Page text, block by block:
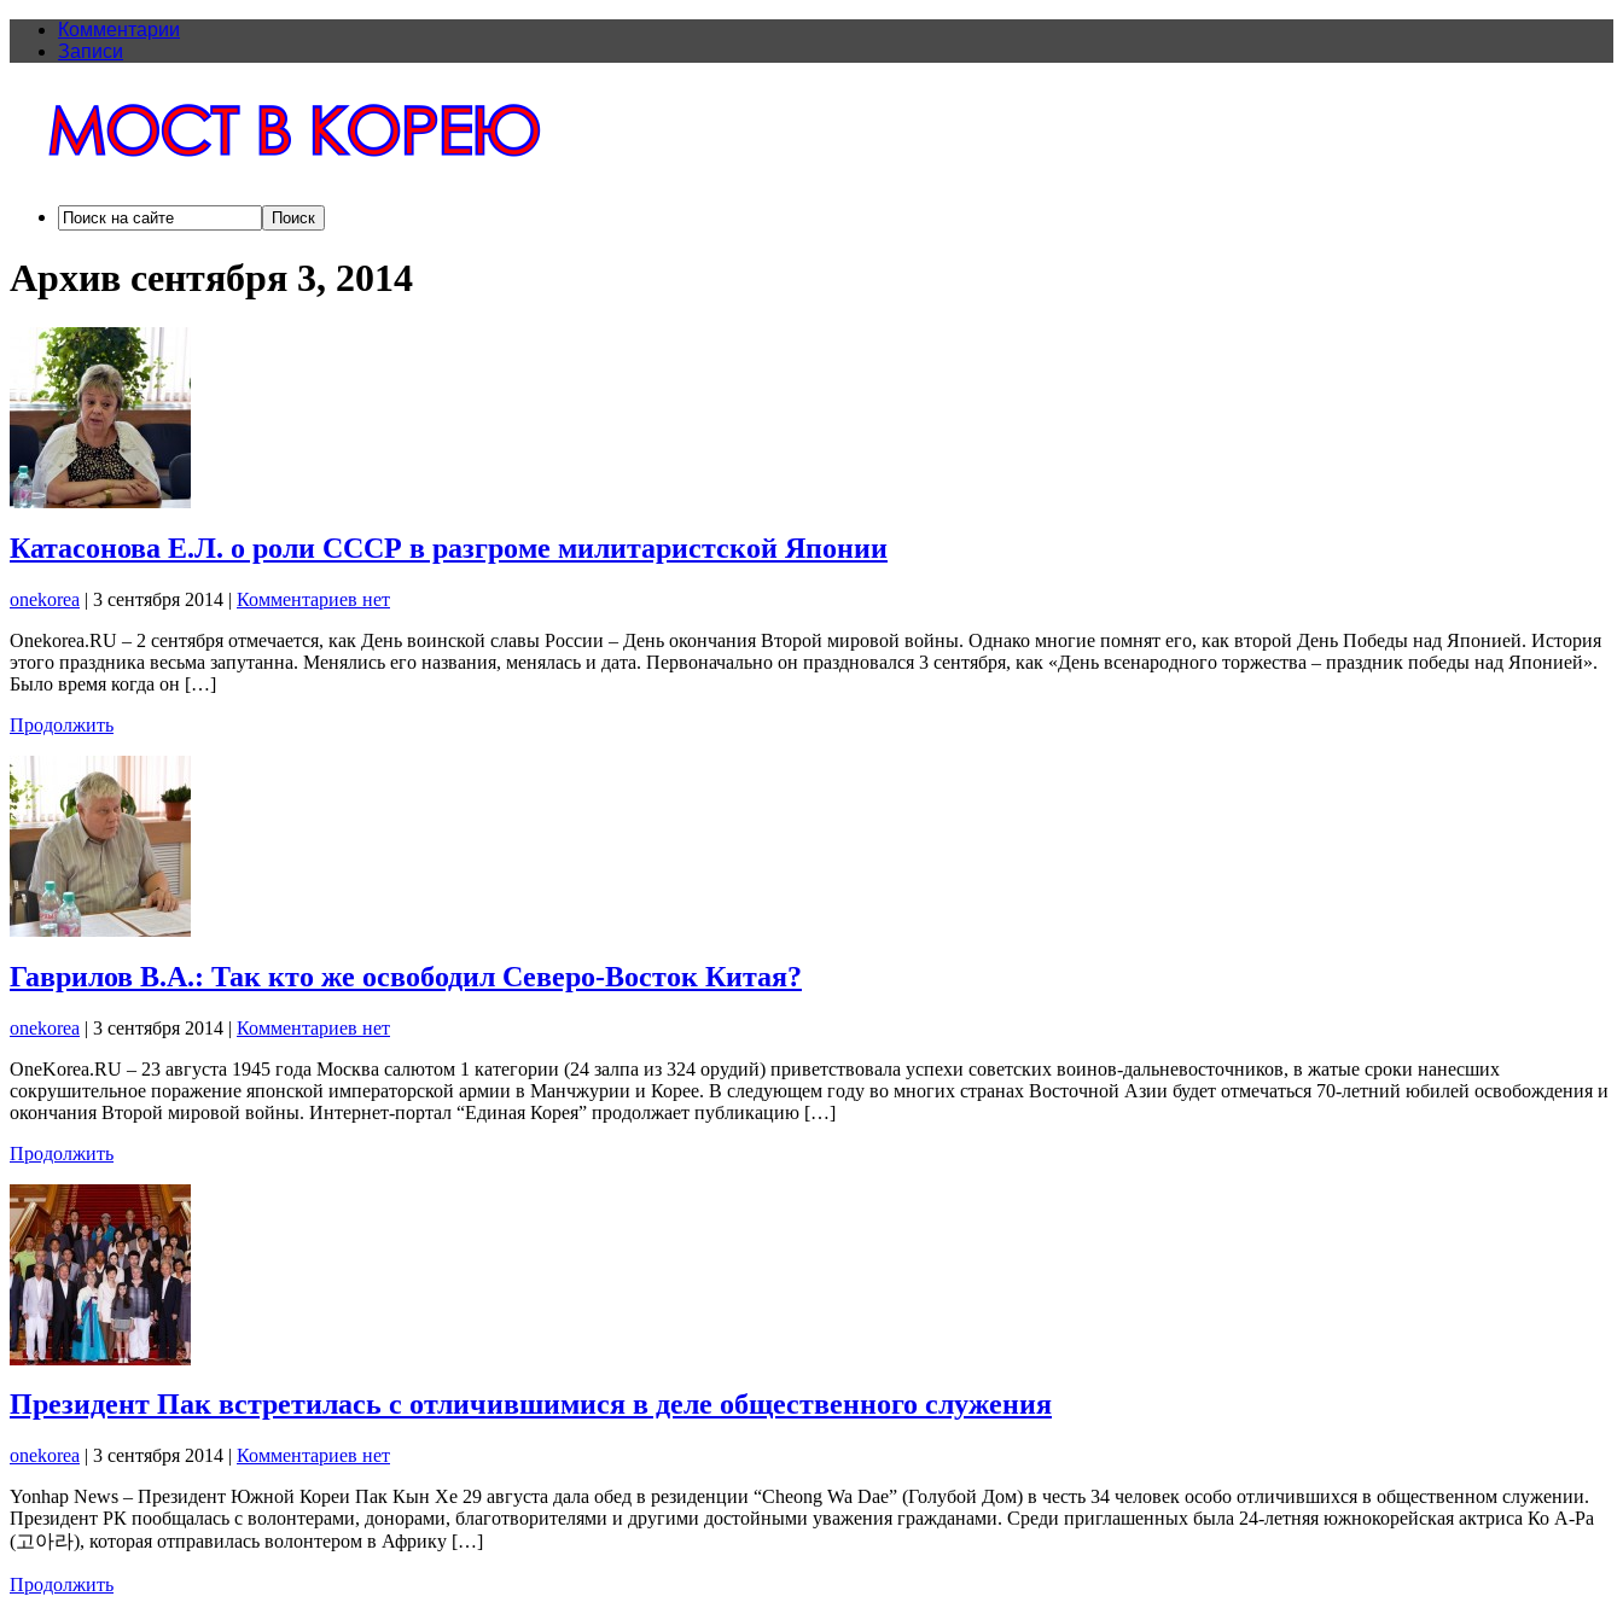
Комментарии
Записи
Архив сентября 3, 2014
Катасонова Е.Л. о роли СССР в разгроме милитаристской Японии
onekorea | 3 сентября 2014 | Комментариев нет
Onekorea.RU – 2 сентября отмечается, как День воинской славы России – День окончания Второй мировой войны. Однако многие помнят его, как второй День Победы над Японией. История
этого праздника весьма запутанна. Менялись его названия, менялась и дата. Первоначально он праздновался 3 сентября, как «День всенародного торжества – праздник победы над Японией».
Было время когда он […]
Продолжить
Гаврилов В.А.: Так кто же освободил Северо-Восток Китая?
onekorea | 3 сентября 2014 | Комментариев нет
OneKorea.RU – 23 августа 1945 года Москва салютом 1 категории (24 залпа из 324 орудий) приветствовала успехи советских воинов-дальневосточников, в жатые сроки нанесших
сокрушительное поражение японской императорской армии в Манчжурии и Корее. В следующем году во многих странах Восточной Азии будет отмечаться 70-летний юбилей освобождения и
окончания Второй мировой войны. Интернет-портал “Единая Корея” продолжает публикацию […]
Продолжить
Президент Пак встретилась с отличившимися в деле общественного служения
onekorea | 3 сентября 2014 | Комментариев нет
Yonhap News – Президент Южной Кореи Пак Кын Хе 29 августа дала обед в резиденции “Cheong Wa Dae” (Голубой Дом) в честь 34 человек особо отличившихся в общественном служении.
Президент РК пообщалась с волонтерами, донорами, благотворителями и другими достойными уважения гражданами. Среди приглашенных была 24-летняя южнокорейская актриса Ко А-Ра
(고아라), которая отправилась волонтером в Африку […]
Продолжить